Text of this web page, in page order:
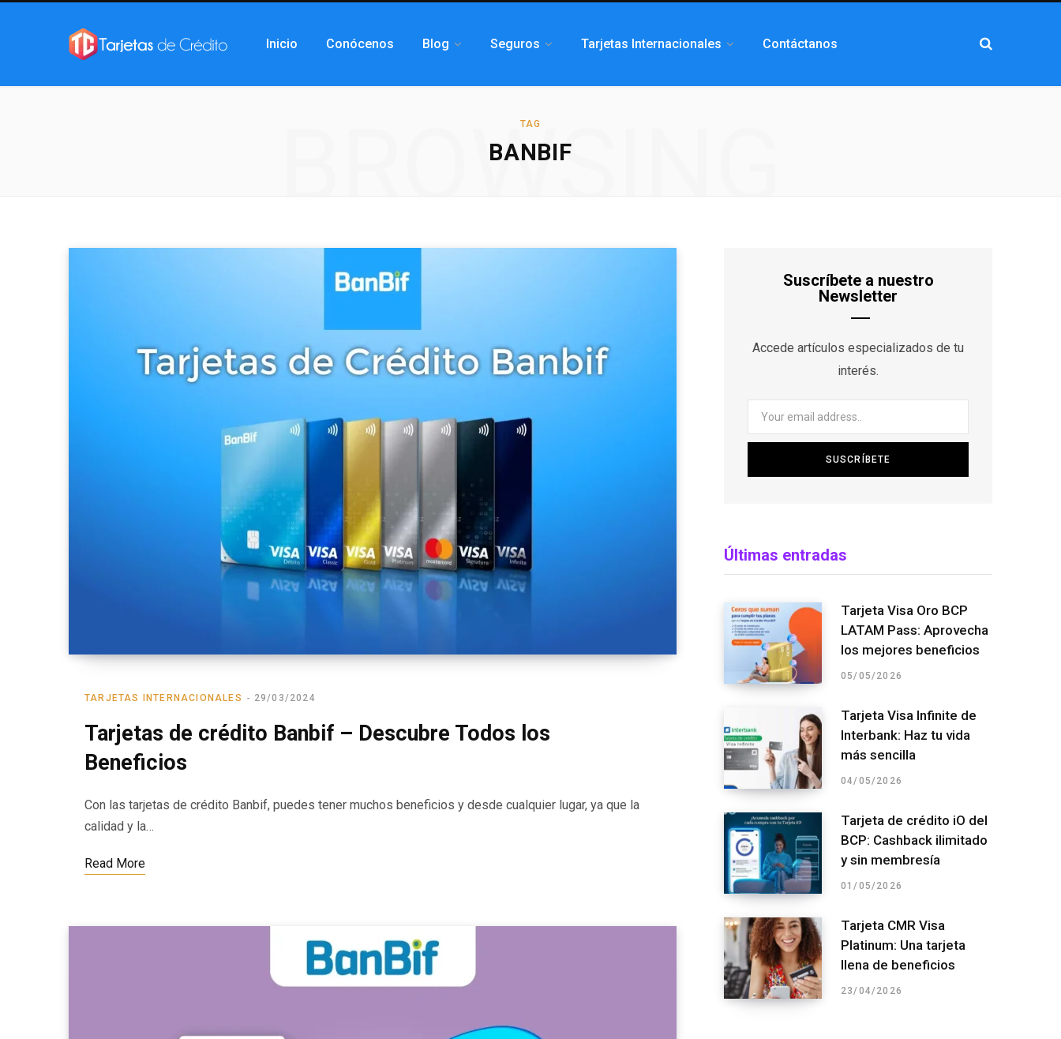
Inicio Conócenos Blog Seguros Tarjetas Internacionales Contáctanos
TAG
BANBIF
BROWSING
TARJETAS INTERNACIONALES 29/03/2024
Tarjetas de crédito Banbif – Descubre Todos los
Beneficios
Con las tarjetas de crédito Banbif, puedes tener muchos beneficios y desde cualquier lugar, ya que la
calidad y la…
Read More
Suscríbete a nuestro
Newsletter
Accede artículos especializados de tu
interés.
Últimas entradas
Tarjeta Visa Oro BCP
LATAM Pass: Aprovecha
los mejores beneficios
05/05/2026
Tarjeta Visa Infinite de
Interbank: Haz tu vida
más sencilla
04/05/2026
Tarjeta de crédito iO del
BCP: Cashback ilimitado
y sin membresía
01/05/2026
Tarjeta CMR Visa
Platinum: Una tarjeta
llena de beneficios
23/04/2026